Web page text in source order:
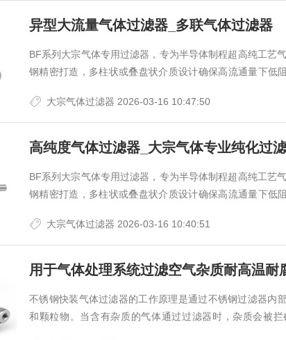
异型大流量气体过滤器_多联气体过滤器
BF系列大宗气体专用过滤器，专为半导体制程超高纯工艺
钢精密打造，多柱状或叠盘状介质设计确保高流通量下低
大宗气体过滤器 2026-03-16 10:47:50
BF系列大宗气体专用过滤器，专为半导体制程超高纯工艺
钢精密打造，多柱状或叠盘状介质设计确保高流通量下低
大宗气体过滤器 2026-03-16 10:40:51
不锈钢快装气体过滤器的工作原理是通过不锈钢过滤器内
和颗粒物。当含有杂质的气体通过过滤器时，杂质会被